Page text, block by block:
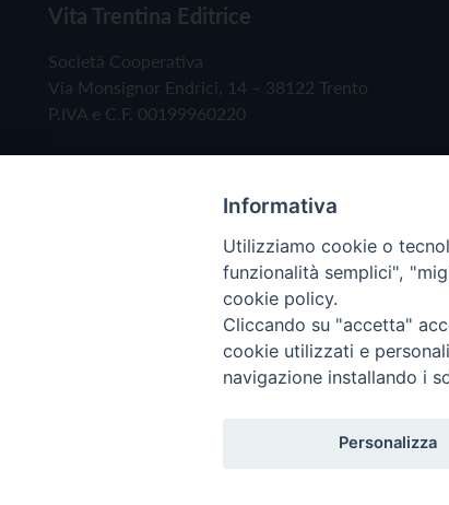
Vita Trentina Editrice
Società Cooperativa
Via Monsignor Endrici, 14 – 38122 Trento
P.IVA e C.F. 00199960220
Copyright © 2019 - Tutti i diritti riservati -
Informativa
Utilizziamo cookie o
funzionalità semplici",
cookie policy.
Cliccando su "accetta"
cookie utilizzati e
navigazione installando i
Personalizza